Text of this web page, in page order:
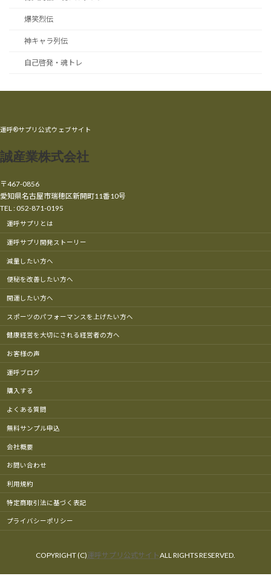
爆笑烈伝
神キャラ列伝
自己啓発・魂トレ
運呼®サプリ公式ウェブサイト
誠産業株式会社
〒467-0856
愛知県名古屋市瑞穂区新開町11番10号
TEL : 052-871-0195
運呼サプリとは
運呼サプリ開発ストーリー
減量したい方へ
便秘を改善したい方へ
開運したい方へ
スポーツのパフォーマンスを上げたい方へ
健康経営を大切にされる経営者の方へ
お客様の声
運呼ブログ
購入する
よくある質問
無料サンプル申込
会社概要
お問い合わせ
利用規約
特定商取引法に基づく表記
プライバシーポリシー
COPYRIGHT (C)運呼サプリ公式サイトALL RIGHTS RESERVED.